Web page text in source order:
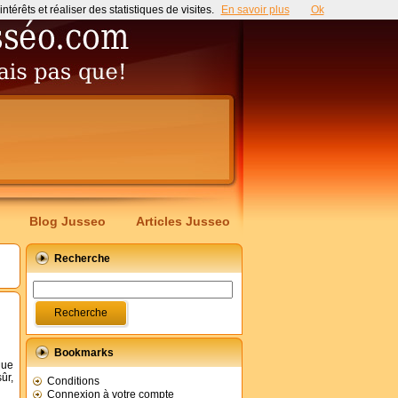
Blog Jusseo Articles Jusseo
Recherche
Bookmarks
Conditions
Connexion à votre compte
et réaliser des statistiques de visites. En savoir plus Ok